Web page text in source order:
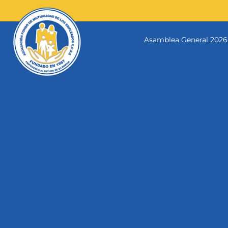
to
content
Asamblea General 2026